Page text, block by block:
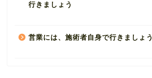
行きましょう
営業には、施術者自身で行きましょう